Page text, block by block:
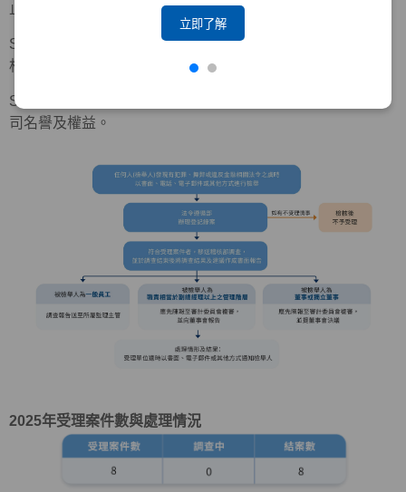
立即了解
止。
Step 3：涉及重大違規或有致本公司受重大損害之虞者，由
相關部門另向審計委員會報告後續處理及檢討改善措施。
Step 4：必要時，透過法律程序請求損害賠償，以維護本公
司名譽及權益。
2025年受理案件數與處理情況